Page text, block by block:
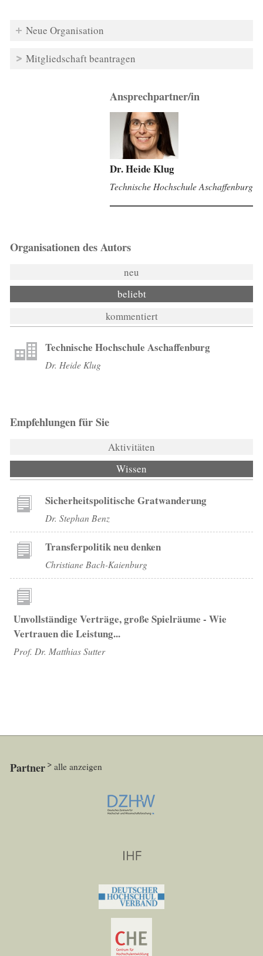
Neue Organisation
Mitgliedschaft beantragen
Ansprechpartner/in
Dr. Heide Klug
Technische Hochschule Aschaffenburg
Organisationen des Autors
neu
beliebt
kommentiert
Technische Hochschule Aschaffenburg
Dr. Heide Klug
Empfehlungen für Sie
Aktivitäten
Wissen
Sicherheitspolitische Gratwanderung
Dr. Stephan Benz
Transferpolitik neu denken
Christiane Bach-Kaienburg
Unvollständige Verträge, große Spielräume - Wie
Vertrauen die Leistung...
Prof. Dr. Matthias Sutter
Partner alle anzeigen